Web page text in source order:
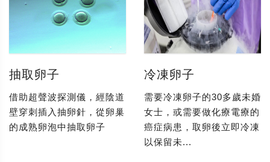
抽取卵子
借助超聲波探測儀，經陰道
壁穿刺插入抽卵針，從卵巢
的成熟卵泡中抽取卵子
冷凍卵子
需要冷凍卵子的30多歲未婚
女士，或需要做化療電療的
癌症病患，取卵後立即冷凍
以保留未...